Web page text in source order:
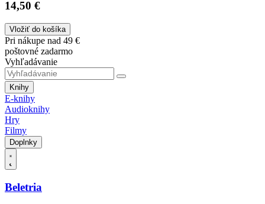
14,50 €
Vložiť do košíka
Pri nákupe nad 49 €
poštovné zadarmo
Vyhľadávanie
Knihy
E-knihy
Audioknihy
Hry
Filmy
Doplnky
Beletria